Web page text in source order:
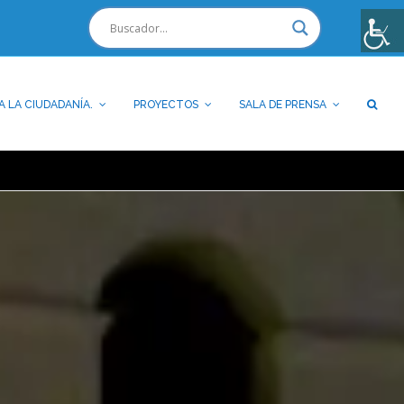
LA CIUDADANÍA. PROYECTOS SALA DE PRENSA